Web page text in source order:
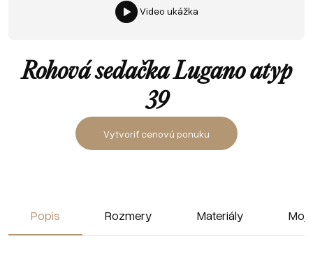
Video ukážka
Rohová sedačka Lugano atyp
39
Vytvoriť cenovú ponuku
Popis Rozmery Materiály